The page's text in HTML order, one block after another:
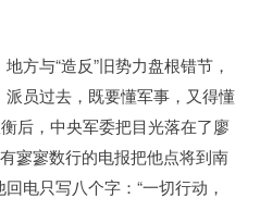
方与“造反”旧势力盘根错节，
员过去，既要懂军事，又得懂
后，中央军委把目光落在了廖
寥寥数行的电报把他点将到南
电只写八个字：“一切行动，